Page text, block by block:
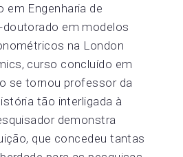
em Engenharia de
em modelos
na London
curso concluído em
se tornou professor da
tão interligada à
demonstra
que concedeu tantas